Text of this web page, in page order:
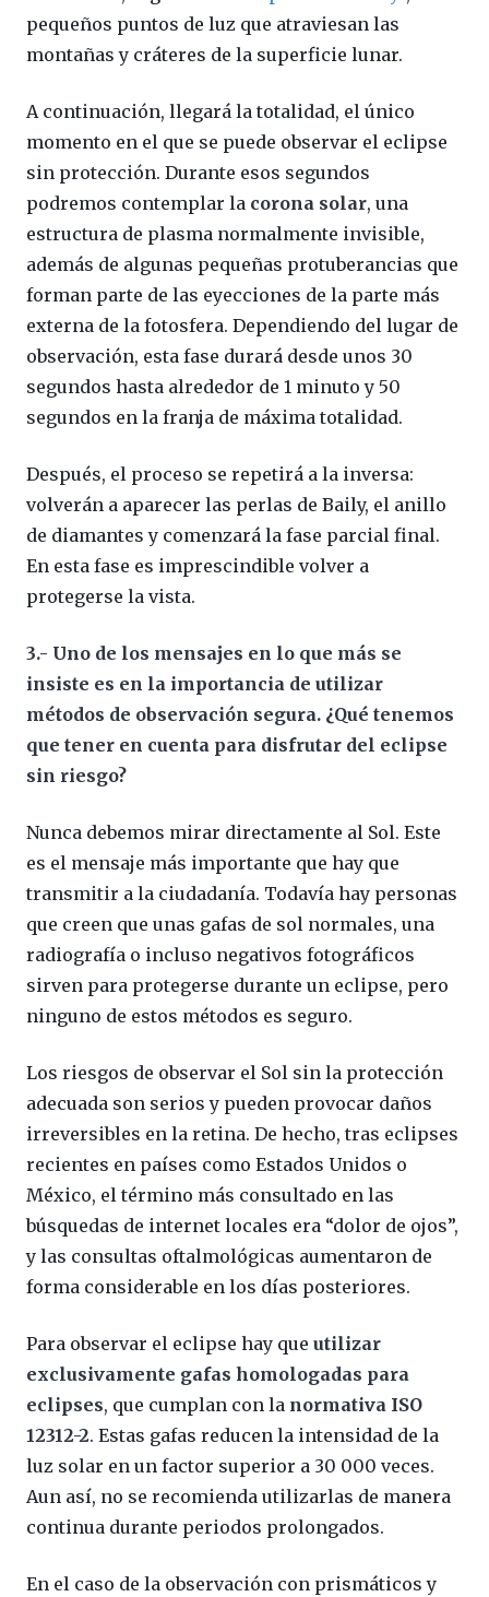
pequeños puntos de luz que atraviesan las
montañas y cráteres de la superficie lunar.
A continuación, llegará la totalidad, el único
momento en el que se puede observar el eclipse
sin protección. Durante esos segundos
podremos contemplar la corona solar, una
estructura de plasma normalmente invisible,
además de algunas pequeñas protuberancias que
forman parte de las eyecciones de la parte más
externa de la fotosfera. Dependiendo del lugar de
observación, esta fase durará desde unos 30
segundos hasta alrededor de 1 minuto y 50
segundos en la franja de máxima totalidad.
Después, el proceso se repetirá a la inversa:
volverán a aparecer las perlas de Baily, el anillo
de diamantes y comenzará la fase parcial final.
En esta fase es imprescindible volver a
protegerse la vista.
3.- Uno de los mensajes en lo que más se
insiste es en la importancia de utilizar
métodos de observación segura. ¿Qué tenemos
que tener en cuenta para disfrutar del eclipse
sin riesgo?
Nunca debemos mirar directamente al Sol. Este
es el mensaje más importante que hay que
transmitir a la ciudadanía. Todavía hay personas
que creen que unas gafas de sol normales, una
radiografía o incluso negativos fotográficos
sirven para protegerse durante un eclipse, pero
ninguno de estos métodos es seguro.
Los riesgos de observar el Sol sin la protección
adecuada son serios y pueden provocar daños
irreversibles en la retina. De hecho, tras eclipses
recientes en países como Estados Unidos o
México, el término más consultado en las
búsquedas de internet locales era “dolor de ojos”,
y las consultas oftalmológicas aumentaron de
forma considerable en los días posteriores.
Para observar el eclipse hay que utilizar
exclusivamente gafas homologadas para
eclipses, que cumplan con la normativa ISO
12312-2. Estas gafas reducen la intensidad de la
luz solar en un factor superior a 30 000 veces.
Aun así, no se recomienda utilizarlas de manera
continua durante periodos prolongados.
En el caso de la observación con prismáticos y